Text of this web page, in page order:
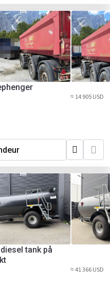
≈ 14 905 USD
tank på
≈ 41 366 USD